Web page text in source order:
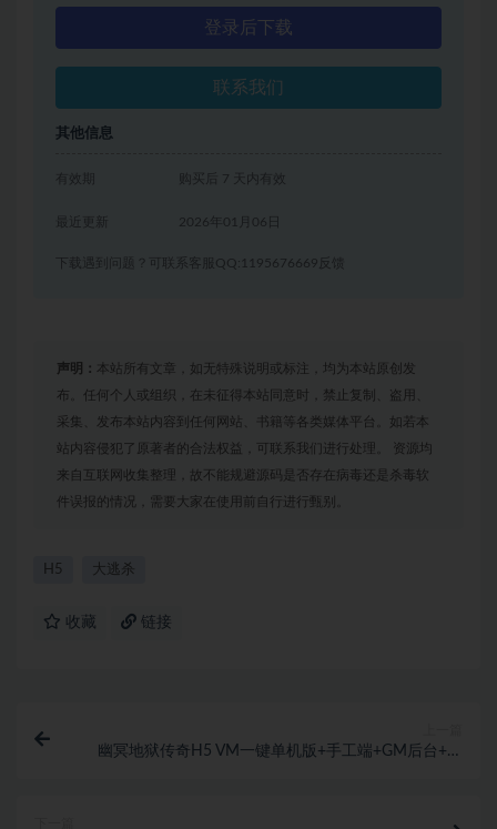
登录后下载
联系我们
其他信息
有效期 购买后 7 天内有效
2026年01月06日
下载遇到问题？可联系客服QQ:1195676669反馈
声明： 本站所有文章，如无特殊说明或标注，均为本站原创发
布。任何个人或组织，在未征得本站同意时，禁止复制、盗用、
采集、发布本站内容到任何网站、书籍等各类媒体平台。如若本
站内容侵犯了原著者的合法权益，可联系我们进行处理。 资源均
来自互联网收集整理，故不能规避源码是否存在病毒还是杀毒软
件误报的情况，需要大家在使用前自行进行甄别。
H5 大逃杀
收藏 链接
幽冥地狱传奇H5 VM一键单机版+手工端+GM后台+教